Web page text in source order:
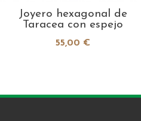
Joyero hexagonal de
Taracea con espejo
55,00 €